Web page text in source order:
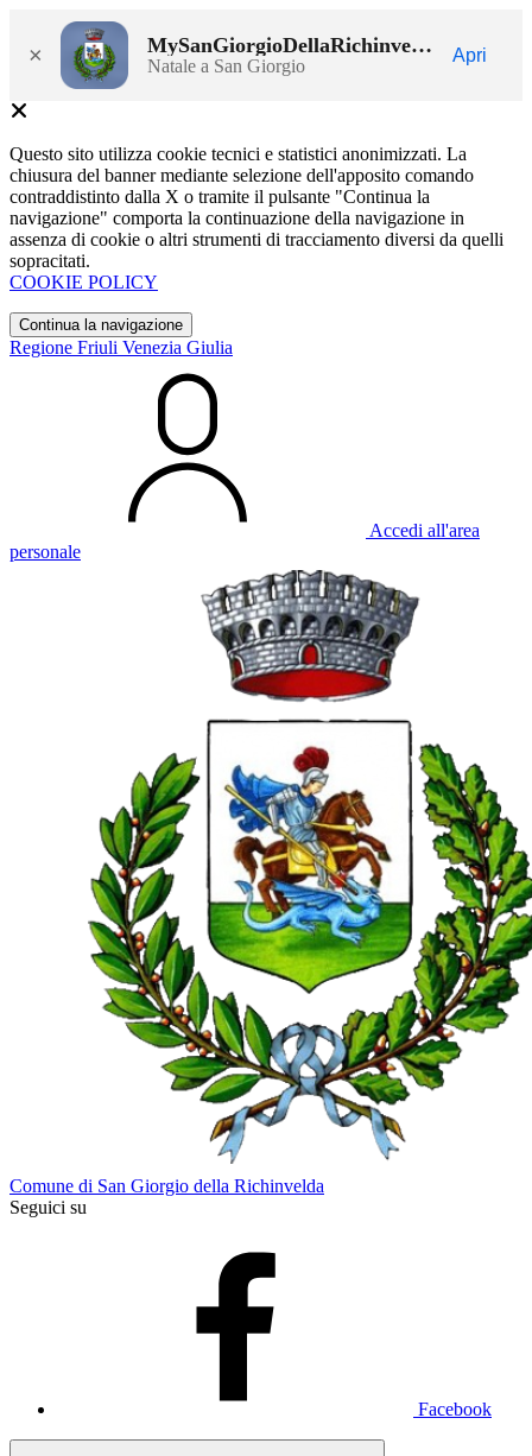
× MySanGiorgioDellaRichinvelda
Natale a San Giorgio
Apri
Questo sito utilizza cookie tecnici e statistici anonimizzati. La
chiusura del banner mediante selezione dell'apposito comando
contraddistinto dalla X o tramite il pulsante "Continua la
navigazione" comporta la continuazione della navigazione in
assenza di cookie o altri strumenti di tracciamento diversi da quelli
sopracitati.
COOKIE POLICY
Continua la navigazione
Regione Friuli Venezia Giulia
Accedi all'area
personale
Comune di San Giorgio della Richinvelda
Seguici su
Facebook